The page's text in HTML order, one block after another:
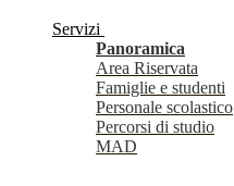
Servizi
Panoramica
Area Riservata
Famiglie e studenti
Personale scolastico
Percorsi di studio
MAD